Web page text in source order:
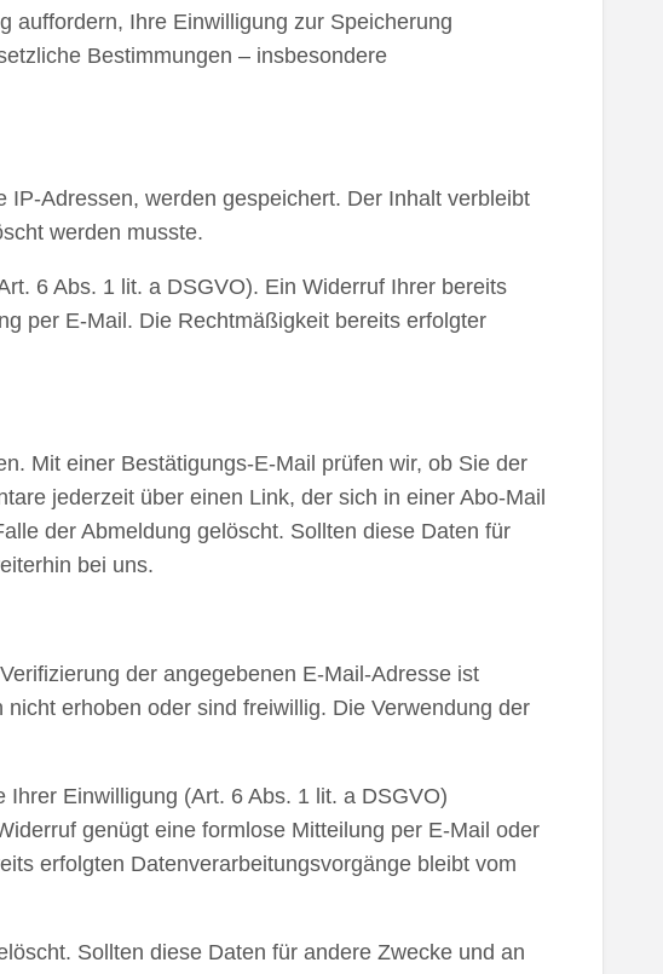
auffordern, Ihre Einwilligung zur Speicherung
Bestimmungen – insbesondere
Adressen, werden gespeichert. Der Inhalt verbleibt
werden musste.
6 Abs. 1 lit. a DSGVO). Ein Widerruf Ihrer bereits
per E-Mail. Die Rechtmäßigkeit bereits erfolgter
Mit einer Bestätigungs-E-Mail prüfen wir, ob Sie der
jederzeit über einen Link, der sich in einer Abo-Mail
der Abmeldung gelöscht. Sollten diese Daten für
bei uns.
der angegebenen E-Mail-Adresse ist
erhoben oder sind freiwillig. Die Verwendung der
Einwilligung (Art. 6 Abs. 1 lit. a DSGVO)
genügt eine formlose Mitteilung per E-Mail oder
erfolgten Datenverarbeitungsvorgänge bleibt vom
Sollten diese Daten für andere Zwecke und an